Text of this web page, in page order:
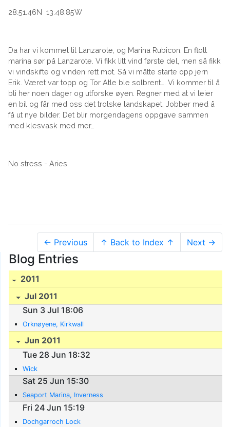
28:51.46N 13:48.85W
Da har vi kommet til Lanzarote, og Marina Rubicon. En flott
marina sør på Lanzarote. Vi fikk litt vind første del, men så fikk
vi vindskifte og vinden rett mot. Så vi måtte starte opp jern
Erik. Været var topp og Tor Atle ble solbrent…. Vi kommer til å
bli her noen dager og utforske øyen. Regner med at vi leier
en bil og får med oss det trolske landskapet. Jobber med å
få ut nye bilder. Det blir morgendagens oppgave sammen
med klesvask med mer…
No stress - Aries
← Previous ↑ Back to Index ↑ Next →
Blog Entries
2011
Jul 2011
Sun 3 Jul 18:06
Orknøyene, Kirkwall
Jun 2011
Tue 28 Jun 18:32
Wick
Sat 25 Jun 15:30
Seaport Marina, Inverness
Fri 24 Jun 15:19
Dochgarroch Lock